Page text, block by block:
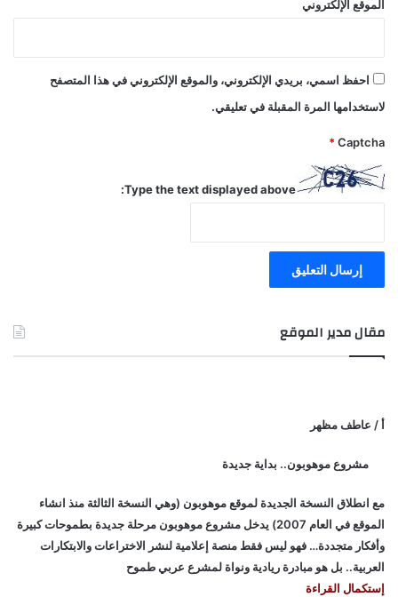
الموقع الإلكتروني
احفظ اسمي، بريدي الإلكتروني، والموقع الإلكتروني في هذا المتصفح
لاستخدامها المرة المقبلة في تعليقي.
Captcha
*
Type the text displayed above:
مقال مدير الموقع
أ / عاطف مظهر
مشروع موهوبون.. بداية جديدة
مع انطلاق النسخة الجديدة لموقع موهوبون (وهي النسخة الثالثة منذ انشاء
الموقع في العام 2007) يدخل مشروع موهوبون مرحلة جديدة بطموحات كبيرة
وأفكار متجددة… فهو ليس فقط منصة إعلامية لنشر الاختراعات والابتكارات
العربية.. بل هو مبادرة ريادية ونواة لمشرع عربي طموح
إستكمال القراءة